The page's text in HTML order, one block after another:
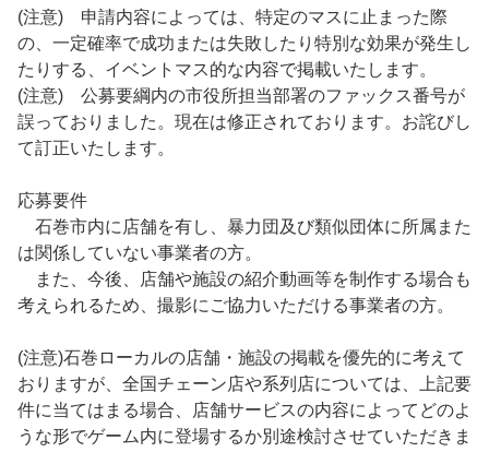
(注意) 申請内容によっては、特定のマスに止まった際
の、一定確率で成功または失敗したり特別な効果が発生し
たりする、イベントマス的な内容で掲載いたします。
(注意) 公募要綱内の市役所担当部署のファックス番号が
誤っておりました。現在は修正されております。お詫びし
て訂正いたします。
応募要件
石巻市内に店舗を有し、暴力団及び類似団体に所属また
は関係していない事業者の方。
また、今後、店舗や施設の紹介動画等を制作する場合も
考えられるため、撮影にご協力いただける事業者の方。
(注意)石巻ローカルの店舗・施設の掲載を優先的に考えて
おりますが、全国チェーン店や系列店については、上記要
件に当てはまる場合、店舗サービスの内容によってどのよ
うな形でゲーム内に登場するか別途検討させていただきま